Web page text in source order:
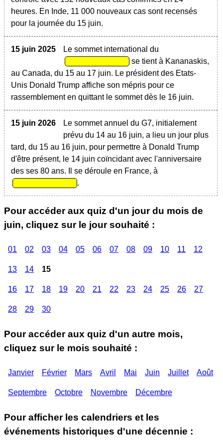
heures. En Inde, 11 000 nouveaux cas sont recensés
pour la journée du 15 juin.
15 juin 2025
Le sommet international du
se tient à Kananaskis,
au Canada, du 15 au 17 juin. Le président des Etats-
Unis Donald Trump affiche son mépris pour ce
rassemblement en quittant le sommet dès le 16 juin.
15 juin 2026
Le sommet annuel du G7, initialement
prévu du 14 au 16 juin, a lieu un jour plus
tard, du 15 au 16 juin, pour permettre à Donald Trump
d'être présent, le 14 juin coïncidant avec l'anniversaire
des ses 80 ans. Il se déroule en France, à
.
Pour accéder aux quiz d'un jour du mois de
juin, cliquez sur le jour souhaité :
01 02 03 04 05 06 07 08 09 10 11 12
13 14 15
16 17 18 19 20 21 22 23 24 25 26 27
28 29 30
Pour accéder aux quiz d'un autre mois,
cliquez sur le mois souhaité :
Janvier Février Mars Avril Mai Juin Juillet Août
Septembre Octobre Novembre Décembre
Pour afficher les calendriers et les
événements historiques d'une décennie :